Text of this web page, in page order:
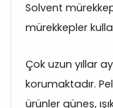
Solvent
mürekkepler
Çok uzun yıllar
korumaktadır.
ürünler güneş,